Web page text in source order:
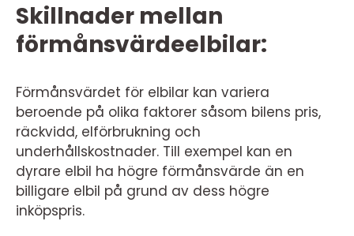
Skillnader mellan
förmånsvärdeelbilar:
Förmånsvärdet för elbilar kan variera
beroende på olika faktorer såsom bilens pris,
räckvidd, elförbrukning och
underhållskostnader. Till exempel kan en
dyrare elbil ha högre förmånsvärde än en
billigare elbil på grund av dess högre
inköpspris.